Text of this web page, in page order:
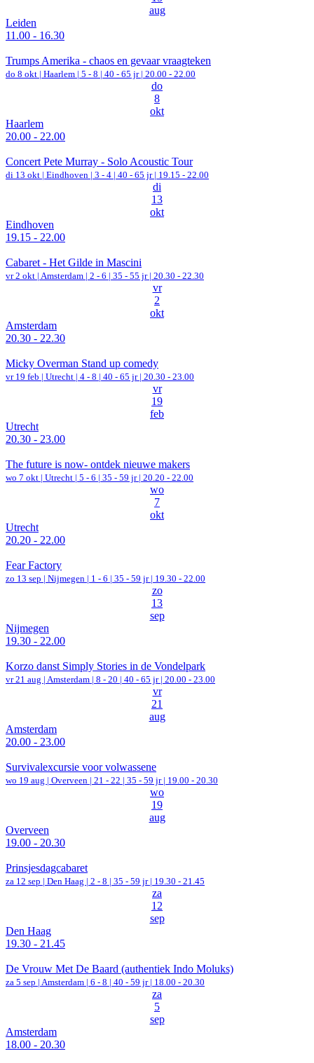
aug
Leiden
11.00 - 16.30
Trumps Amerika - chaos en gevaar vraagteken
do 8 okt | Haarlem | 5 - 8 | 40 - 65 jr | 20.00 - 22.00
do
8
okt
Haarlem
20.00 - 22.00
Concert Pete Murray - Solo Acoustic Tour
di 13 okt | Eindhoven | 3 - 4 | 40 - 65 jr | 19.15 - 22.00
di
13
okt
Eindhoven
19.15 - 22.00
Cabaret - Het Gilde in Mascini
vr 2 okt | Amsterdam | 2 - 6 | 35 - 55 jr | 20.30 - 22.30
vr
2
okt
Amsterdam
20.30 - 22.30
Micky Overman Stand up comedy
vr 19 feb | Utrecht | 4 - 8 | 40 - 65 jr | 20.30 - 23.00
vr
19
feb
Utrecht
20.30 - 23.00
The future is now- ontdek nieuwe makers
wo 7 okt | Utrecht | 5 - 6 | 35 - 59 jr | 20.20 - 22.00
wo
7
okt
Utrecht
20.20 - 22.00
Fear Factory
zo 13 sep | Nijmegen | 1 - 6 | 35 - 59 jr | 19.30 - 22.00
zo
13
sep
Nijmegen
19.30 - 22.00
Korzo danst Simply Stories in de Vondelpark
vr 21 aug | Amsterdam | 8 - 20 | 40 - 65 jr | 20.00 - 23.00
vr
21
aug
Amsterdam
20.00 - 23.00
Survivalexcursie voor volwassene
wo 19 aug | Overveen | 21 - 22 | 35 - 59 jr | 19.00 - 20.30
wo
19
aug
Overveen
19.00 - 20.30
Prinsjesdagcabaret
za 12 sep | Den Haag | 2 - 8 | 35 - 59 jr | 19.30 - 21.45
za
12
sep
Den Haag
19.30 - 21.45
De Vrouw Met De Baard (authentiek Indo Moluks)
za 5 sep | Amsterdam | 6 - 8 | 40 - 59 jr | 18.00 - 20.30
za
5
sep
Amsterdam
18.00 - 20.30